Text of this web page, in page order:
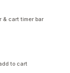
& cart timer bar
to cart